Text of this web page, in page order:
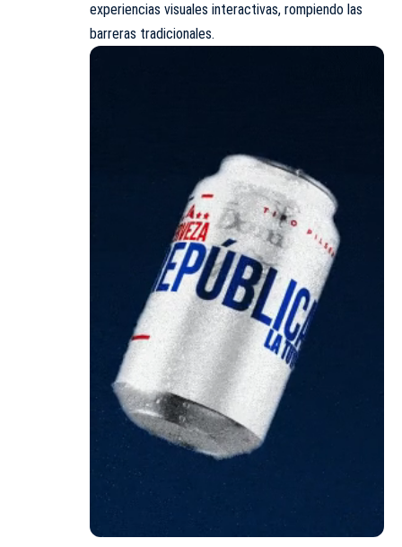
experiencias visuales interactivas, rompiendo las
barreras tradicionales.